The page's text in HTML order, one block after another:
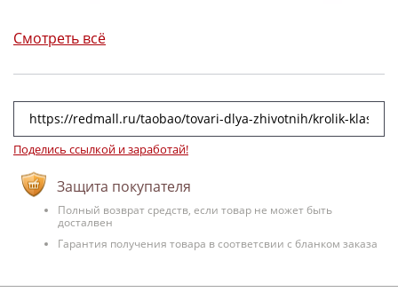
Смотреть всё
Поделись ссылкой и заработай!
Защита покупателя
Полный возврат средств, если товар не может быть
досталвен
Гарантия получения товара в соответсвии с бланком заказа